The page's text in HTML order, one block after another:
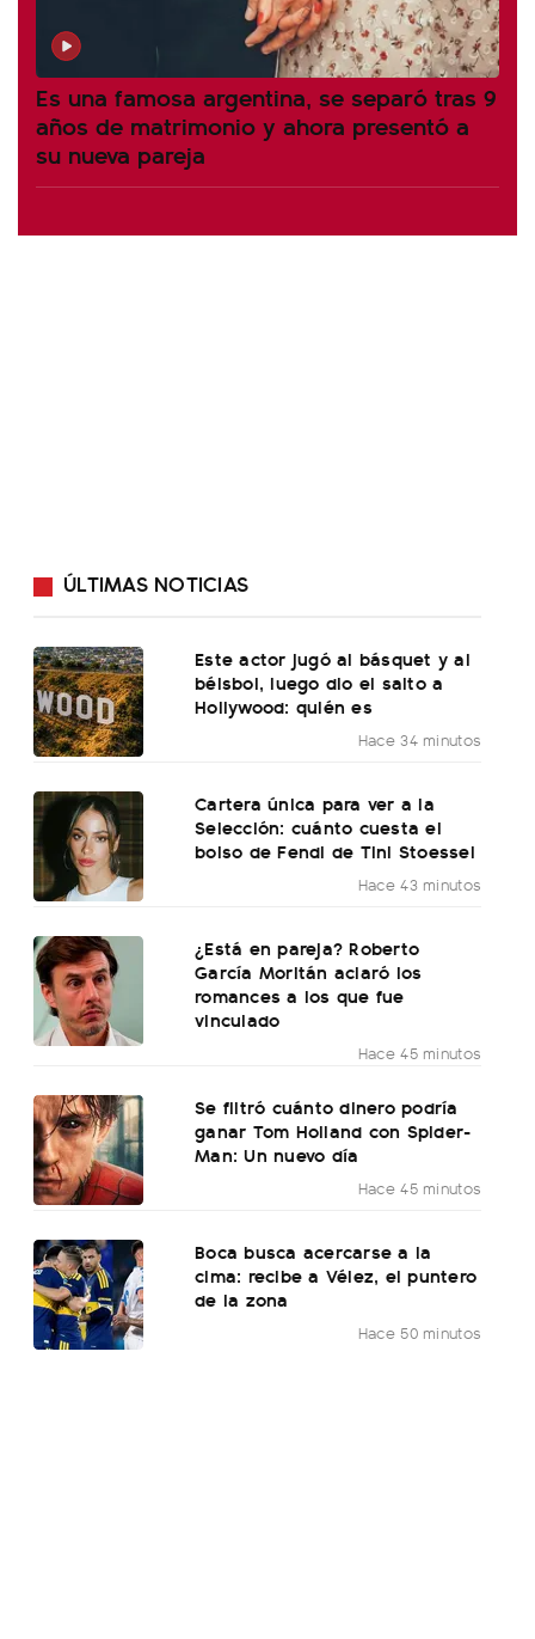
Es una famosa argentina, se separó tras 9
años de matrimonio y ahora presentó a
su nueva pareja
ÚLTIMAS NOTICIAS
Este actor jugó al básquet y al
béisbol, luego dio el salto a
Hollywood: quién es
Hace 34 minutos
Cartera única para ver a la
Selección: cuánto cuesta el
bolso de Fendi de Tini Stoessel
Hace 43 minutos
¿Está en pareja? Roberto
García Moritán aclaró los
romances a los que fue
vinculado
Hace 45 minutos
Se filtró cuánto dinero podría
ganar Tom Holland con Spider-
Man: Un nuevo día
Hace 45 minutos
Boca busca acercarse a la
cima: recibe a Vélez, el puntero
de la zona
Hace 50 minutos